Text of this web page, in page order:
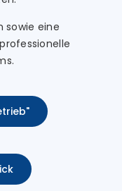
sowie eine